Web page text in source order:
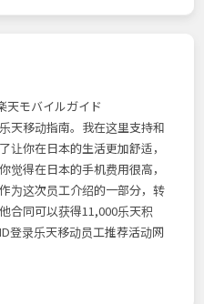
天移动指南。我在这里支持和
让你在日本的生活更加舒适，
觉得在日本的手机费用很高，
为这次员工介绍的一部分，转
合同可以获得11,000乐天积
登录乐天移动员工推荐活动网